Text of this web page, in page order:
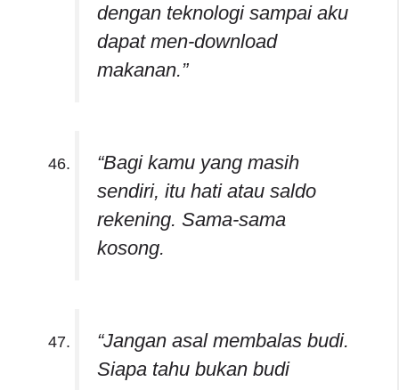
dengan teknologi sampai aku
dapat men-download
makanan.”
“Bagi kamu yang masih
sendiri, itu hati atau saldo
rekening. Sama-sama
kosong.
“Jangan asal membalas budi.
Siapa tahu bukan budi